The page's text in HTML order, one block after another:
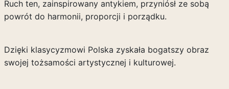
Ruch ten, zainspirowany antykiem, przyniósł ze sobą
powrót do harmonii, proporcji i porządku.
Dzięki klasycyzmowi Polska zyskała bogatszy obraz
swojej tożsamości artystycznej i kulturowej.